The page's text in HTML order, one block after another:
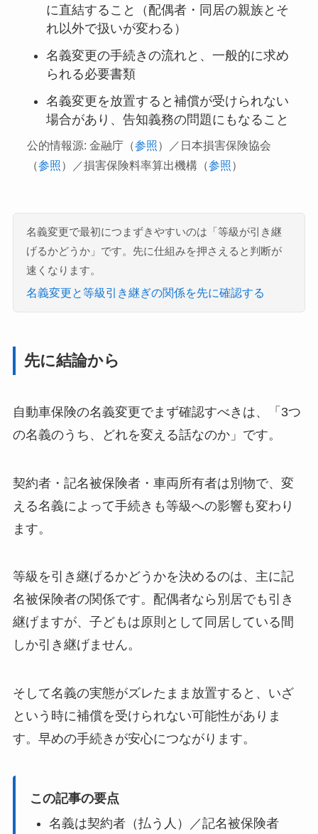
に直結すること（配偶者・同居の親族とそ
れ以外で扱いが変わる）
名義変更の手続きの流れと、一般的に求め
られる必要書類
名義変更を放置すると補償が受けられない
場合があり、告知義務の問題にもなること
公的情報源: 金融庁（参照）／日本損害保険協会
（参照）／損害保険料率算出機構（参照）
名義変更で最初につまずきやすいのは「等級が引き継
げるかどうか」です。先に仕組みを押さえると判断が
速くなります。
名義変更と等級引き継ぎの関係を先に確認する
先に結論から
自動車保険の名義変更でまず確認すべきは、「3つ
の名義のうち、どれを変える話なのか」です。
契約者・記名被保険者・車両所有者は別物で、変
える名義によって手続きも等級への影響も変わり
ます。
等級を引き継げるかどうかを決めるのは、主に記
名被保険者の関係です。配偶者なら別居でも引き
継げますが、子どもは原則として同居している間
しか引き継げません。
そして名義の実態がズレたまま放置すると、いざ
という時に補償を受けられない可能性がありま
す。早めの手続きが安心につながります。
この記事の要点
名義は契約者（払う人）／記名被保険者